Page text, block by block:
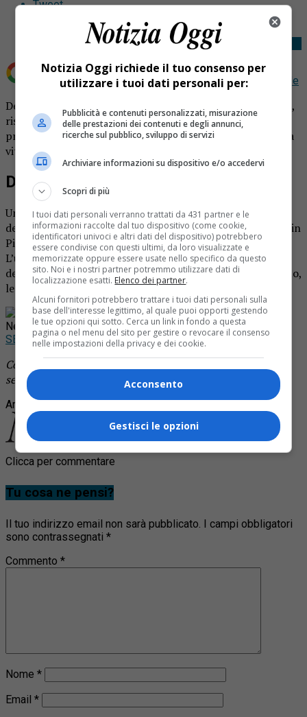
Tweet
Aggiungi Notizia Oggi.it come Fonte preferita su Google
Decessi coronavirus in Piemonte: oggi un uomo di 68 anni,
risultato positivo al test per il coronavirus oltre a
presentare altre gravi problematiche di salute, ha perso la
vita.
Decessi coronavirus, 21 vittime
Un uomo di 68 anni, ricoverato all’ospedale di Cuneo, è
deceduto poche ore fa. Si tratta del ventunesimo decesso in
Piemonte in presenza di positività al nuovo coronavirus.
L’uomo presentava un quadro complessivo di salute
definito dai sanitari “compromesso”. Risultano 501, intanto,
le persone contagiate all’interno della regione.
Rimani aggiornato seguendoci su Google
News!
SEGUICI
Continua a leggere le notizie di
segui la nostra
pagina Facebook
Argomenti correlati:coronavirusdecessipiemonte
Clicca per commentare
Tu cosa ne pensi?
Il tuo indirizzo email non sarà pubblicato. I campi obbligatori
sono contrassegnati *
Commento *
Nome *
Email *
Notizia Oggi richiede il tuo consenso per
utilizzare i tuoi dati personali per:
Pubblicità e contenuti personalizzati, misurazione
delle prestazioni dei contenuti e degli annunci,
ricerche sul pubblico, sviluppo di servizi
Archiviare informazioni su dispositivo e/o accedervi
Scopri di più
I tuoi dati personali verranno trattati da 431 partner e le
informazioni raccolte dal tuo dispositivo (come cookie,
identificatori univoci e altri dati del dispositivo) potrebbero
essere condivise con questi ultimi, da loro visualizzate e
memorizzate oppure essere usate nello specifico da questo
sito. Noi e i nostri partner potremmo utilizzare dati di
localizzazione esatti. Elenco dei partner.
Alcuni fornitori potrebbero trattare i tuoi dati personali sulla
base dell'interesse legittimo, al quale puoi opporti gestendo
le tue opzioni qui sotto. Cerca un link in fondo a questa
pagina o nel menu del sito per gestire o revocare il consenso
nelle impostazioni della privacy e dei cookie.
Acconsento
Gestisci le opzioni